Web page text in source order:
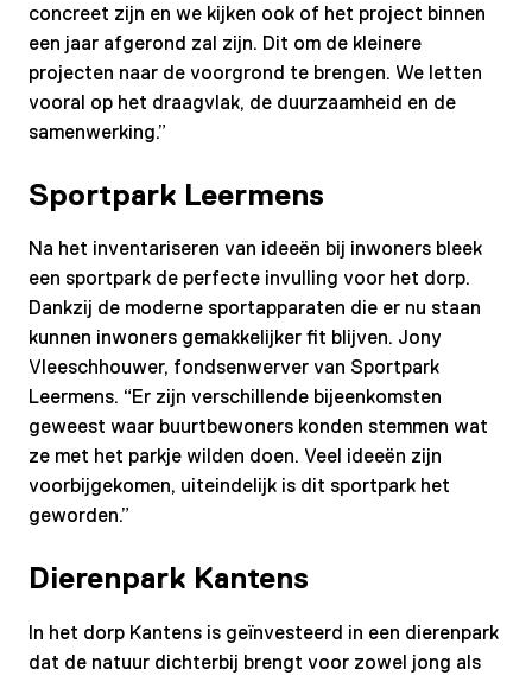
concreet zijn en we kijken ook of het project binnen
een jaar afgerond zal zijn. Dit om de kleinere
projecten naar de voorgrond te brengen. We letten
vooral op het draagvlak, de duurzaamheid en de
samenwerking.”
Sportpark Leermens
Na het inventariseren van ideeën bij inwoners bleek
een sportpark de perfecte invulling voor het dorp.
Dankzij de moderne sportapparaten die er nu staan
kunnen inwoners gemakkelijker fit blijven. Jony
Vleeschhouwer, fondsenwerver van Sportpark
Leermens. “Er zijn verschillende bijeenkomsten
geweest waar buurtbewoners konden stemmen wat
ze met het parkje wilden doen. Veel ideeën zijn
voorbijgekomen, uiteindelijk is dit sportpark het
geworden.”
Dierenpark Kantens
In het dorp Kantens is geïnvesteerd in een dierenpark
dat de natuur dichterbij brengt voor zowel jong als